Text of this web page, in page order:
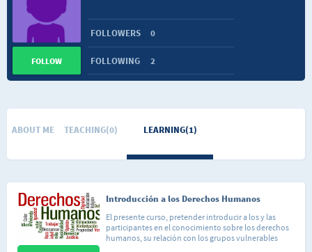
FOLLOWERS 0
FOLLOWING 2
FOLLOW
ABOUT ME TEACHING(0) LEARNING(1)
Introducción a los Derechos Humanos
El presente curso, pretender introducir a los y las
participantes en el conocimiento sobre los derechos
humanos, su relación con los grupos vulnerables